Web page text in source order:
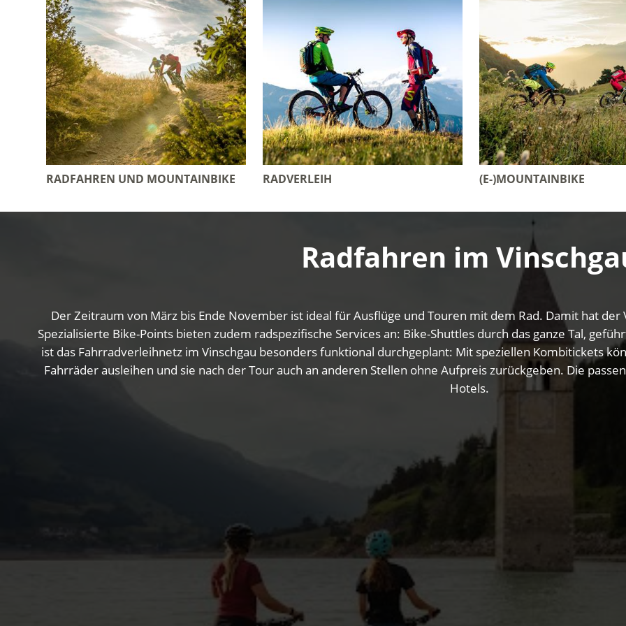
RADFAHREN UND MOUNTAINBIKE RADVERLEIH (E-)MOUNTAINBIKE
Radfahren im
Der Zeitraum von März bis Ende November ist ideal für Ausflüge und Touren mit dem Rad. Damit hat der
Spezialisierte Bike-Points bieten zudem radspezifische Services an: Bike-Shuttles durch das ganze Tal,
ist das Fahrradverleihnetz im Vinschgau besonders funktional durchgeplant: Mit speziellen Kombitickets
Fahrräder ausleihen und sie nach der Tour auch an anderen Stellen ohne Aufpreis zurückgeben. Die
Hotels.